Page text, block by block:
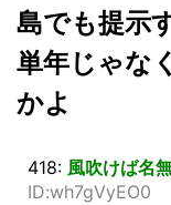
島でも提示
単年じゃな
かよ
418: 風吹けば名
ID:wh7gVyEO0